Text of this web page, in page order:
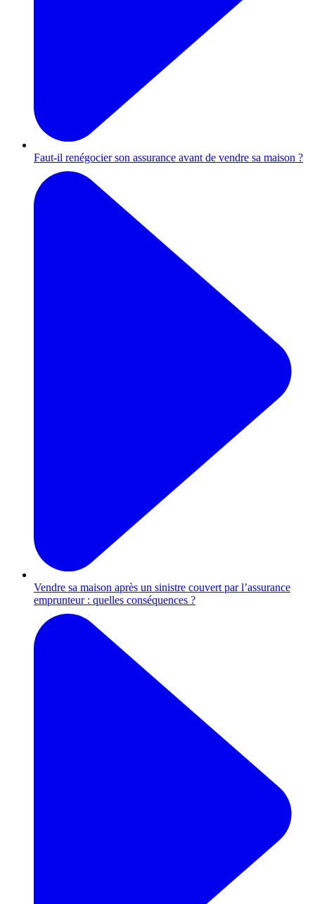
Faut-il renégocier son assurance avant de vendre sa maison ?
Vendre sa maison après un sinistre couvert par l’assurance
emprunteur : quelles conséquences ?